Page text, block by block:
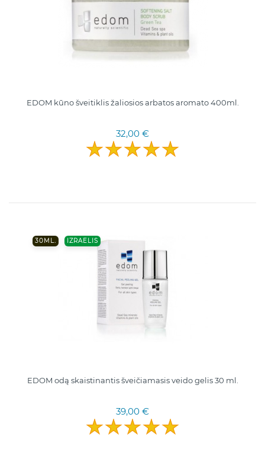
EDOM kūno šveitiklis žaliosios arbatos aromato 400ml.
32,00 €
30ML. IZRAELIS
EDOM odą skaistinantis šveičiamasis veido gelis 30 ml.
39,00 €